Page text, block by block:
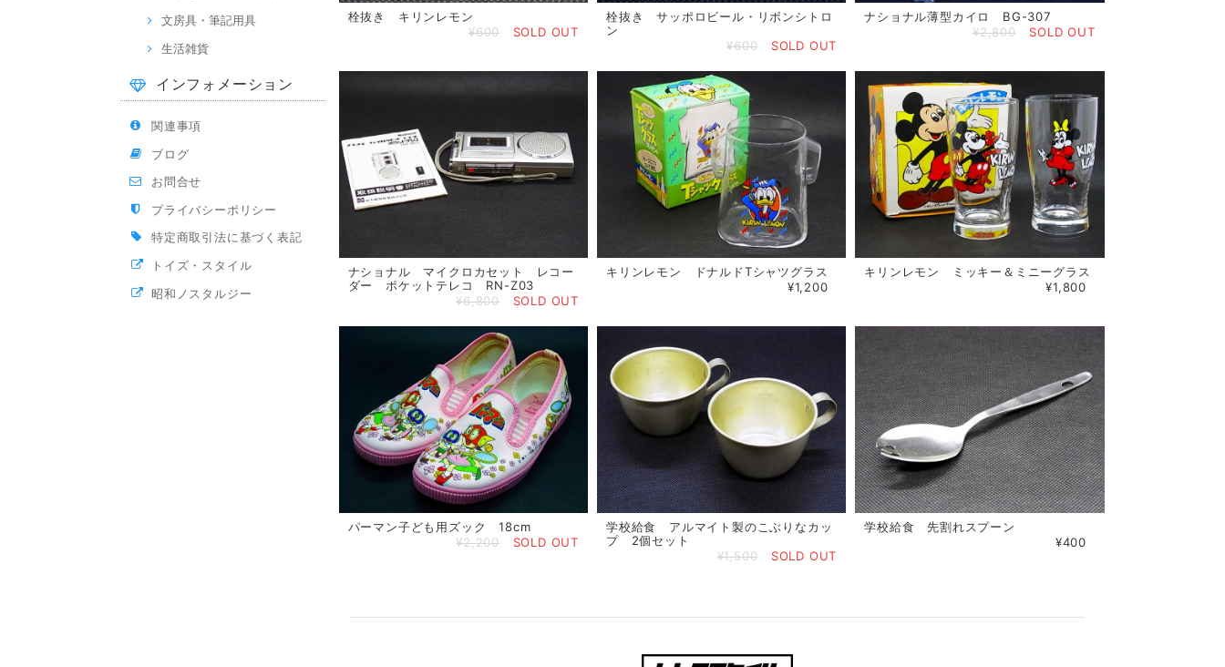
文房具・筆記用具
生活雑貨
インフォメーション
関連事項
ブログ
お問合せ
プライバシーポリシー
特定商取引法に基づく表記
トイズ・スタイル
昭和ノスタルジー
栓抜き キリンレモン
¥600
SOLD OUT
栓抜き サッポロビール・リボンシトロ
ン
¥600
SOLD OUT
ナショナル薄型カイロ BG-307
¥2,800
SOLD OUT
ナショナル マイクロカセット レコー
ダー ポケットテレコ RN-Z03
¥6,800
SOLD OUT
キリンレモン ドナルドTシャツグラス
¥1,200
キリンレモン ミッキー＆ミニーグラス
¥1,800
パーマン子ども用ズック 18cm
¥2,200
SOLD OUT
学校給食 アルマイト製のこぶりなカッ
プ 2個セット
¥1,500
SOLD OUT
学校給食 先割れスプーン
¥400